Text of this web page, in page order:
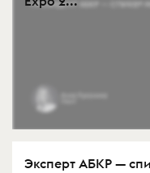
Эксперт АБКР —